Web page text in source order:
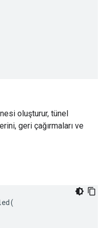
oluşturur, tünel
geri çağırmaları ve
(